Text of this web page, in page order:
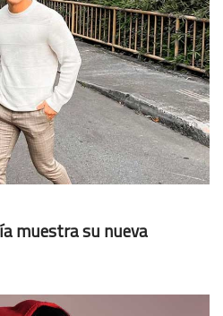
muestra su nueva